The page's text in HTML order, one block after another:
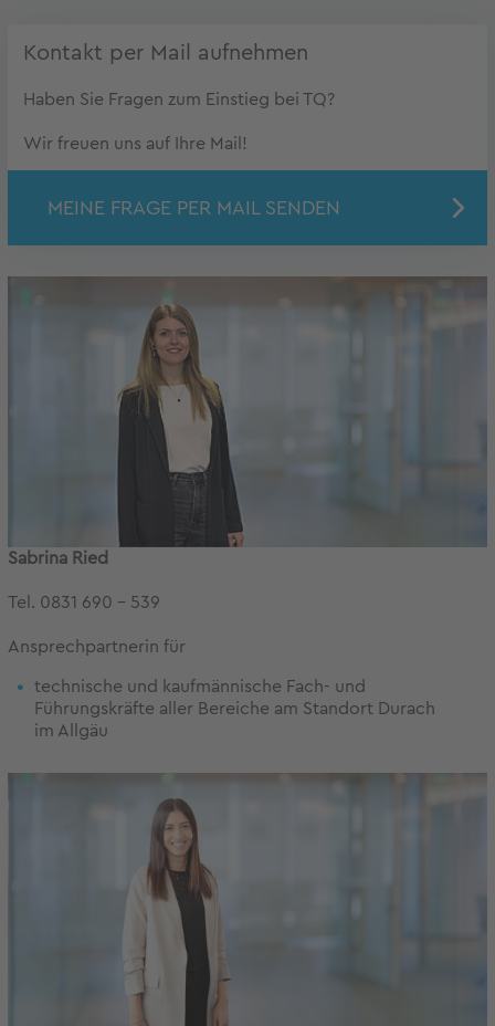
Kontakt per Mail aufnehmen
Haben Sie Fragen zum Einstieg bei TQ?
Wir freuen uns auf Ihre Mail!
MEINE FRAGE PER MAIL SENDEN
Sabrina Ried
Tel. 0831 690 - 539
Ansprechpartnerin für
technische und kaufmännische Fach- und
Führungskräfte aller Bereiche am Standort Durach
im Allgäu